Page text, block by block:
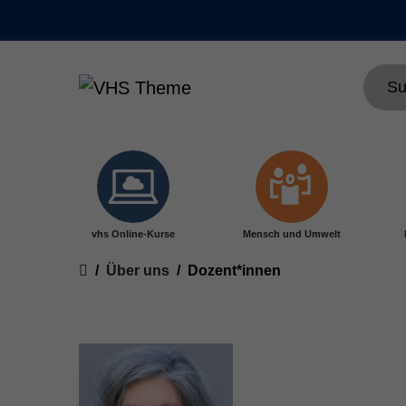
vhs Online-Kurse Mensch und Umwelt
You are here:
Über uns Dozent*innen